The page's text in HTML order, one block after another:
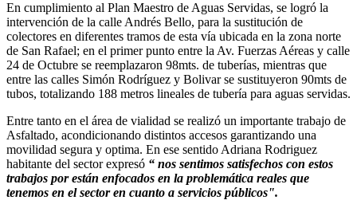
En cumplimiento al Plan Maestro de Aguas Servidas, se logró la
intervención de la calle Andrés Bello, para la sustitución de
colectores en diferentes tramos de esta vía ubicada en la zona norte
de San Rafael; en el primer punto entre la Av. Fuerzas Aéreas y calle
24 de Octubre se reemplazaron 98mts. de tuberías, mientras que
entre las calles Simón Rodríguez y Bolivar se sustituyeron 90mts de
tubos, totalizando 188 metros lineales de tubería para aguas servidas.
Entre tanto en el área de vialidad se realizó un importante trabajo de
Asfaltado, acondicionando distintos accesos garantizando una
movilidad segura y optima. En ese sentido Adriana Rodriguez
habitante del sector expresó “ nos sentimos satisfechos con estos
trabajos por están enfocados en la problemática reales que
tenemos en el sector en cuanto a servicios públicos".